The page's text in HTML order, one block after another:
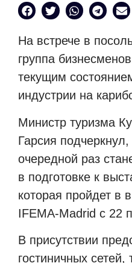
На встрече в
группа
текущим
индустрии на
Министр туризма
Гарсия подчеркнул,
очередной раз
в ​​подготовке к
которая пройдет в
IFEMA-Madrid с 22
В присутствии
гостиничных сетей,